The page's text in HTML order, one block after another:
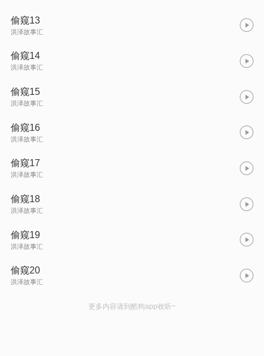
偷窥13
洪泽故事汇
偷窥14
洪泽故事汇
偷窥15
洪泽故事汇
偷窥16
洪泽故事汇
偷窥17
洪泽故事汇
偷窥18
洪泽故事汇
偷窥19
洪泽故事汇
偷窥20
洪泽故事汇
更多内容请到酷狗app收听~